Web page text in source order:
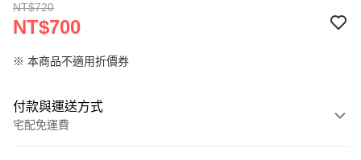
NT$720
NT$700
※ 本商品不適用折價券
付款與運送方式
宅配免運費